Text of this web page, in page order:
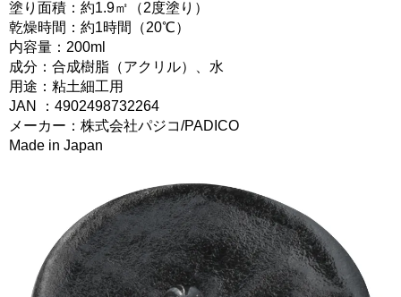
塗り面積：約1.9㎡（2度塗り）
乾燥時間：約1時間（20℃）
内容量：200ml
成分：合成樹脂（アクリル）、水
用途：粘土細工用
JAN ：4902498732264
メーカー：株式会社パジコ/PADICO
Made in Japan